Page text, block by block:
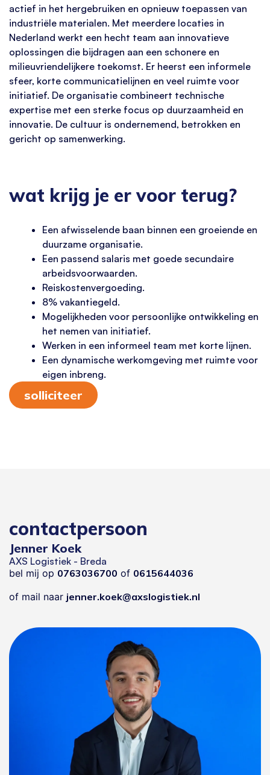
actief in het hergebruiken en opnieuw toepassen van
industriële materialen. Met meerdere locaties in
Nederland werkt een hecht team aan innovatieve
oplossingen die bijdragen aan een schonere en
milieuvriendelijkere toekomst. Er heerst een informele
sfeer, korte communicatielijnen en veel ruimte voor
initiatief. De organisatie combineert technische
expertise met een sterke focus op duurzaamheid en
innovatie. De cultuur is ondernemend, betrokken en
gericht op samenwerking.
wat krijg je er voor terug?
Een afwisselende baan binnen een groeiende en
duurzame organisatie.
Een passend salaris met goede secundaire
arbeidsvoorwaarden.
Reiskostenvergoeding.
8% vakantiegeld.
Mogelijkheden voor persoonlijke ontwikkeling en
het nemen van initiatief.
Werken in een informeel team met korte lijnen.
Een dynamische werkomgeving met ruimte voor
eigen inbreng.
solliciteer
contactpersoon
Jenner Koek
AXS Logistiek - Breda
bel mij op 0763036700 of 0615644036
of mail naar jenner.koek@axslogistiek.nl